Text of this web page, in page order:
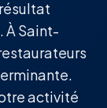
À Saint-
activité